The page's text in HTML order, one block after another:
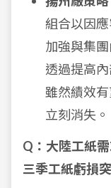
組合以因
加強與集
透過提高
雖然績效
立刻消失。
Q：大陸工紙
三季工紙虧損